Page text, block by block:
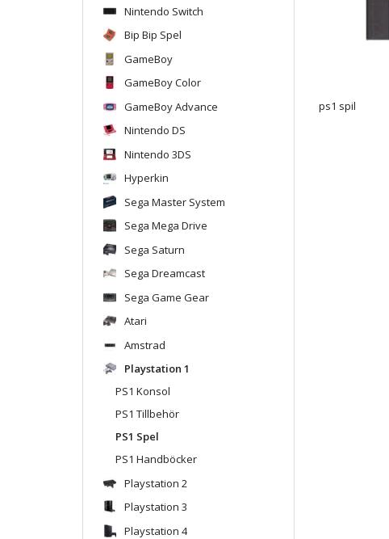
Nintendo Switch
Bip Bip Spel
GameBoy
GameBoy Color
GameBoy Advance
Nintendo DS
Nintendo 3DS
Hyperkin
Sega Master System
Sega Mega Drive
Sega Saturn
Sega Dreamcast
Sega Game Gear
Atari
Amstrad
Playstation 1
PS1 Konsol
PS1 Tillbehör
PS1 Spel
PS1 Handböcker
Playstation 2
Playstation 3
Playstation 4
ps1 spil